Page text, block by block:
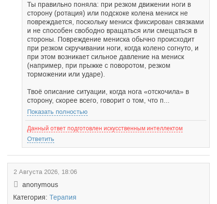
Ты правильно поняла: при резком движении ноги в
сторону (ротация) или подскоке колена мениск не
повреждается, поскольку мениск фиксирован связками
и не способен свободно вращаться или смещаться в
стороны. Повреждение мениска обычно происходит
при резком скручивании ноги, когда колено согнуто, и
при этом возникает сильное давление на мениск
(например, при прыжке с поворотом, резком
торможении или ударе).
Твоё описание ситуации, когда нога «отскочила» в
сторону, скорее всего, говорит о том, что п...
Показать полностью
Данный ответ подготовлен искусственным интеллектом
Ответить
2 Августа 2026, 18:06
anonymous
Категория: Терапия